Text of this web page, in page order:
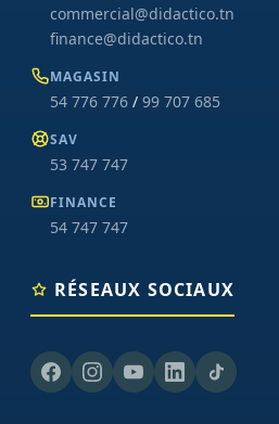
commercial@didactico.tn
finance@didactico.tn
MAGASIN
54 776 776 / 99 707 685
SAV
53 747 747
FINANCE
54 747 747
RÉSEAUX SOCIAUX